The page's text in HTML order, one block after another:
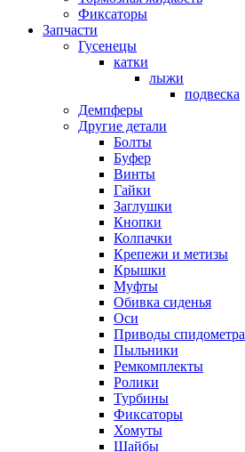
Фиксаторы
Запчасти
Гусенецы
катки
лыжи
подвеска
Демпферы
Другие детали
Болты
Буфер
Винты
Гайки
Заглушки
Кнопки
Колпачки
Крепежи и метизы
Крышки
Муфты
Обивка сиденья
Оси
Приводы спидометра
Пыльники
Ремкомплекты
Ролики
Турбины
Фиксаторы
Хомуты
Шайбы